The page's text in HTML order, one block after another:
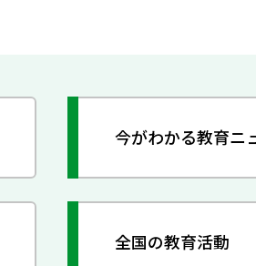
今がわかる教育ニ
全国の教育活動